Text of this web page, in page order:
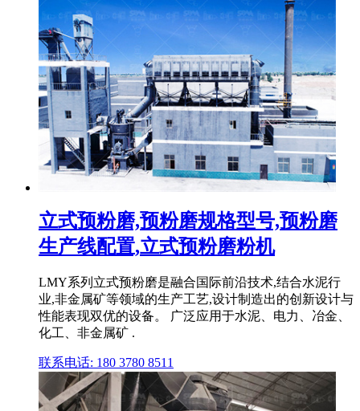
立式预粉磨,预粉磨规格型号,预粉磨
生产线配置,立式预粉磨粉机
LMY系列立式预粉磨是融合国际前沿技术,结合水泥行
业,非金属矿等领域的生产工艺,设计制造出的创新设计与
性能表现双优的设备。 广泛应用于水泥、电力、冶金、
化工、非金属矿 .
联系电话: 180 3780 8511